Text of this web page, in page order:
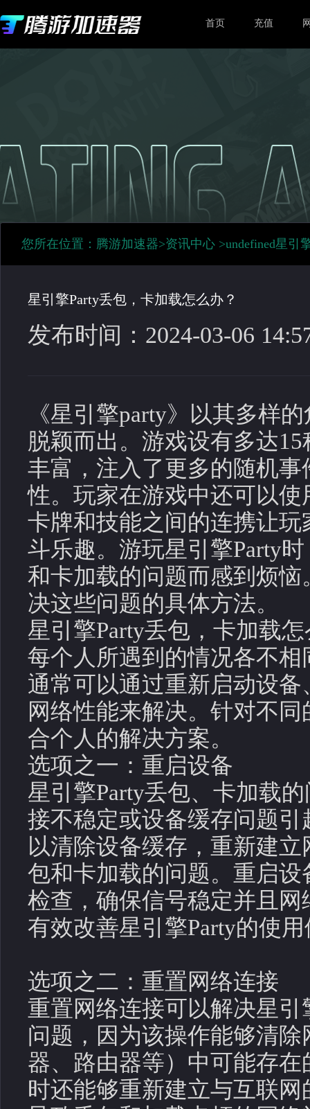
首页 充值
您所在位置： 腾游加速器>资讯中心 >undefined星引
星引擎Party丢包，卡加载怎么办？
发布时间：2024-03-06
《星引擎party》以其多样
脱颖而出。游戏设有多达
丰富，注入了更多的随机
性。玩家在游戏中还可以
卡牌和技能之间的连携让
斗乐趣。游玩星引擎Party
和卡加载的问题而感到烦
决这些问题的具体方法。
星引擎Party丢包，卡加载
每个人所遇到的情况各不
通常可以通过重新启动设
网络性能来解决。针对不
合个人的解决方案。
选项之一：重启设备
星引擎Party丢包、卡加载
接不稳定或设备缓存问题
以清除设备缓存，重新建
包和卡加载的问题。重启
检查，确保信号稳定并且
有效改善星引擎Party的使
选项之二：重置网络连接
重置网络连接可以解决星引
问题，因为该操作能够清
器、路由器等）中可能存
时还能够重新建立与互联